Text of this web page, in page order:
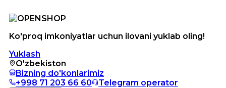
Ko'proq imkoniyatlar uchun ilovani yuklab oling!
Yuklash
O'zbekiston
Bizning do'konlarimiz
+998 71 203 66 60
Telegram operator